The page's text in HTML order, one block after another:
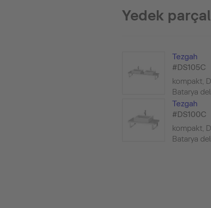
Yedek
Tezgah
#DS105C
kompakt,
Batarya
Tezgah
#DS100C
kompakt,
Batarya